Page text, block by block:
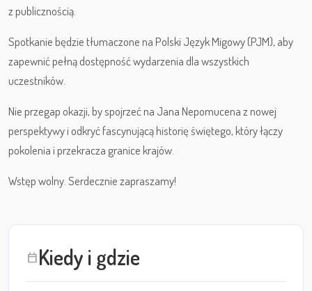
calendar_todayKiedy i gdzie
z publicznością.
Spotkanie będzie tłumaczone na Polski Język Migowy (PJM), aby
zapewnić pełną dostępność wydarzenia dla wszystkich
uczestników.
Nie przegap okazji, by spojrzeć na Jana Nepomucena z nowej
perspektywy i odkryć fascynującą historię świętego, który łączy
pokolenia i przekracza granice krajów.
Wstęp wolny. Serdecznie zapraszamy!